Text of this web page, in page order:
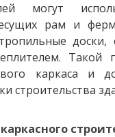
могут
рам и
Такой
каркаса и
строительства